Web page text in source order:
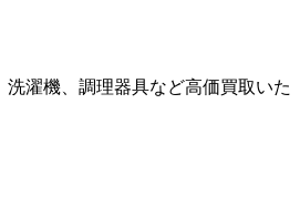
濯機、調理器具など高価買取いた